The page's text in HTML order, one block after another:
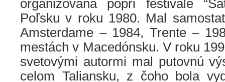
organizovaná popri festivale
Poľsku v roku 1980. Mal
Amsterdame – 1984, Trente –
mestách v Macedónsku. V roku
svetovými autormi mal putovnú
celom Taliansku, z čoho bola